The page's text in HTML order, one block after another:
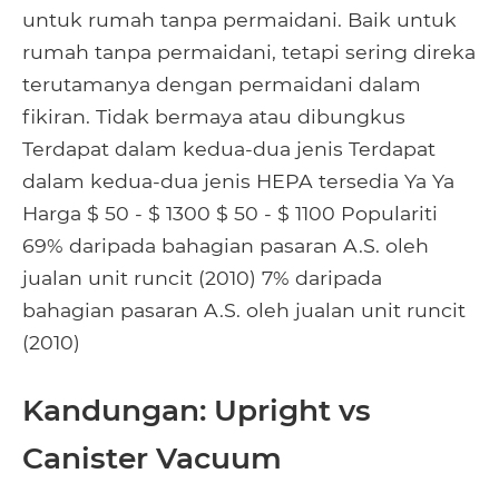
untuk rumah tanpa permaidani. Baik untuk
rumah tanpa permaidani, tetapi sering direka
terutamanya dengan permaidani dalam
fikiran. Tidak bermaya atau dibungkus
Terdapat dalam kedua-dua jenis Terdapat
dalam kedua-dua jenis HEPA tersedia Ya Ya
Harga $ 50 - $ 1300 $ 50 - $ 1100 Populariti
69% daripada bahagian pasaran A.S. oleh
jualan unit runcit (2010) 7% daripada
bahagian pasaran A.S. oleh jualan unit runcit
(2010)
Kandungan: Upright vs
Canister Vacuum